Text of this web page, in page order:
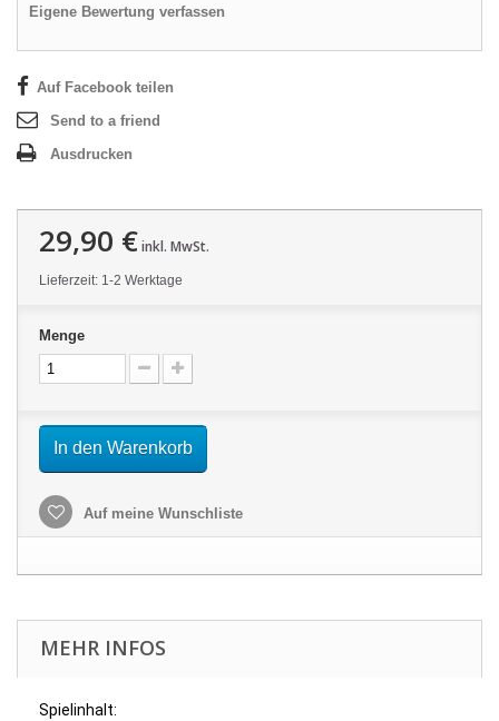
Eigene Bewertung verfassen
Auf Facebook teilen
Send to a friend
Ausdrucken
29,90 €inkl. MwSt.
Lieferzeit: 1-2 Werktage
Menge
In den Warenkorb
Auf meine Wunschliste
MEHR INFOS
Spielinhalt: